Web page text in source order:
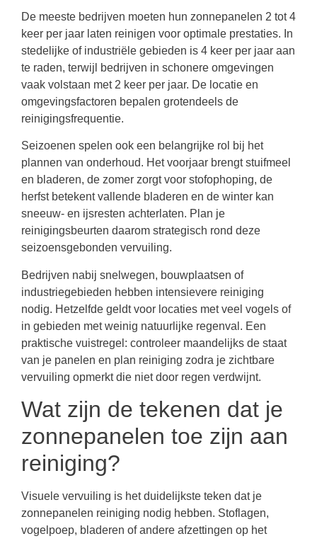
De meeste bedrijven moeten hun zonnepanelen 2 tot 4
keer per jaar laten reinigen voor optimale prestaties. In
stedelijke of industriële gebieden is 4 keer per jaar aan
te raden, terwijl bedrijven in schonere omgevingen
vaak volstaan met 2 keer per jaar. De locatie en
omgevingsfactoren bepalen grotendeels de
reinigingsfrequentie.
Seizoenen spelen ook een belangrijke rol bij het
plannen van onderhoud. Het voorjaar brengt stuifmeel
en bladeren, de zomer zorgt voor stofophoping, de
herfst betekent vallende bladeren en de winter kan
sneeuw- en ijsresten achterlaten. Plan je
reinigingsbeurten daarom strategisch rond deze
seizoensgebonden vervuiling.
Bedrijven nabij snelwegen, bouwplaatsen of
industriegebieden hebben intensievere reiniging
nodig. Hetzelfde geldt voor locaties met veel vogels of
in gebieden met weinig natuurlijke regenval. Een
praktische vuistregel: controleer maandelijks de staat
van je panelen en plan reiniging zodra je zichtbare
vervuiling opmerkt die niet door regen verdwijnt.
Wat zijn de tekenen dat je
zonnepanelen toe zijn aan
reiniging?
Visuele vervuiling is het duidelijkste teken dat je
zonnepanelen reiniging nodig hebben. Stoflagen,
vogelpoep, bladeren of andere afzettingen op het